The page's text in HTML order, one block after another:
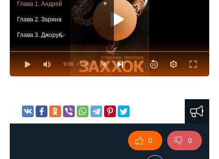
0:00 / 0:00
Глава 1. Андрей
Глава 2. Зарина
Глава 3. Джоруб
Глава 4. Карим Тыква
Глава 5. Джоруб
Глава 8. Олег
0 0